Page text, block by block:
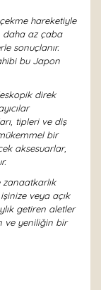
hareketiyle
daha az çaba
sonuçlanır.
bu Japon
direk
tipleri ve diş
bir
aksesuarlar,
veya açık
getiren aletler
ve yeniliğin bir